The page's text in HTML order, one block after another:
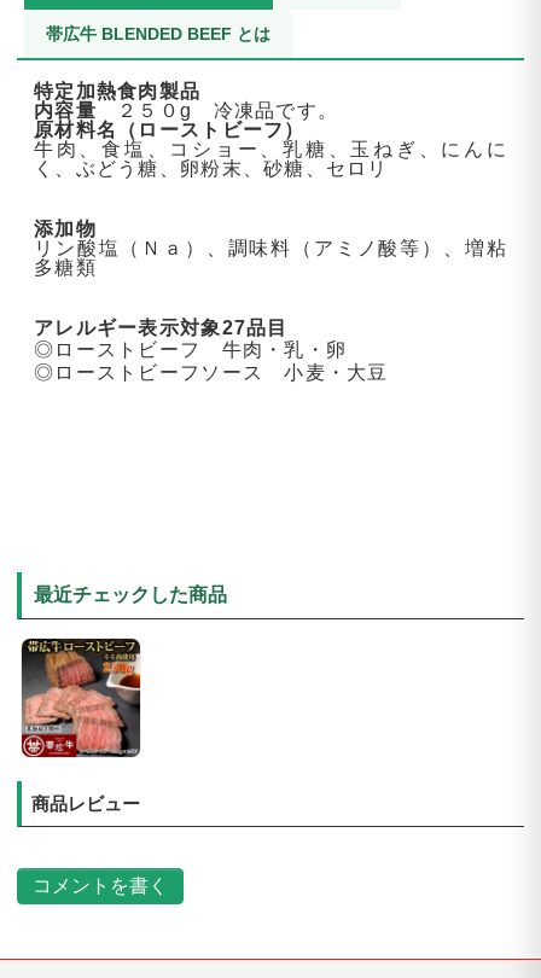
帯広牛 BLENDED BEEF とは
特定加熱食肉製品
内容量 ２５０g 冷凍品です。
原材料名（ローストビーフ）
牛肉、食塩、コショー、乳糖、玉ねぎ、にんに
く、ぶどう糖、卵粉末、砂糖、セロリ
添加物
リン酸塩（Ｎａ）、調味料（アミノ酸等）、増粘
多糖類
アレルギー表示対象27品目
◎ローストビーフ 牛肉・乳・卵
◎ローストビーフソース 小麦・大豆
最近チェックした商品
商品レビュー
コメントを書く